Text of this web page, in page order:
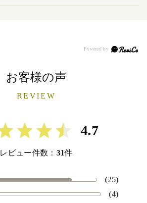
お客様の声
REVIEW
4.7
レビュー件数： 31件
(25)
(4)